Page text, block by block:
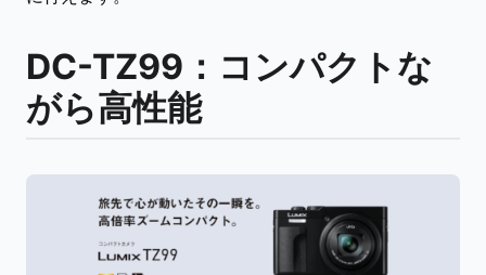
DC-TZ99：コンパクトな
がら高性能